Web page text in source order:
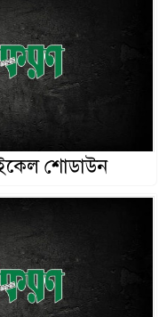
শোডাউন